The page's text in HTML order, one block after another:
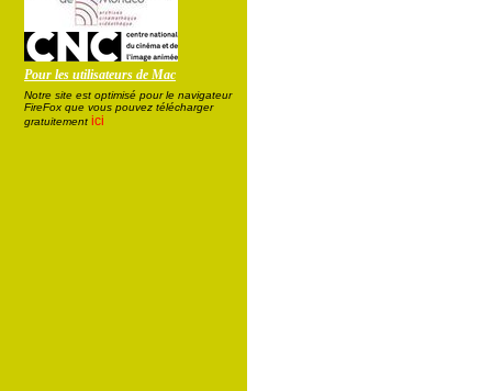
Pour les utilisateurs de Mac
Notre site est optimisé pour le navigateur
FireFox que vous pouvez télécharger
gratuitement ici